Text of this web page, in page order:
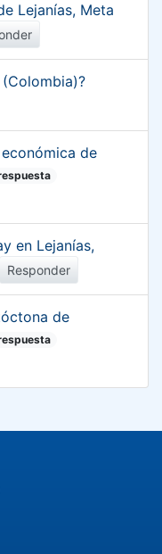
Lejanías, Meta
de
en Lejanías,
Responder
de